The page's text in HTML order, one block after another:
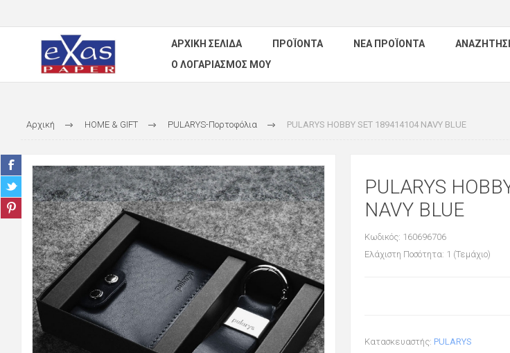
ΑΡΧΙΚΉ ΣΕΛΊΔΑ ΠΡΟΪΌΝΤΑ ΝΈΑ ΠΡΟΪΌΝΤΑ
Ο ΛΟΓΑΡΙΑΣΜΌΣ ΜΟΥ
Αρχική HOME & GIFT PULARYS-Πορτοφόλια PULARYS HOBBY SET 189414104 NAVY BLUE
PULARYS
NAVY BLUE
Κωδικός: 160696706
Ελάχιστη Ποσότητα: 1 (Τεμάχιο)
Κατασκευαστής: PULARYS